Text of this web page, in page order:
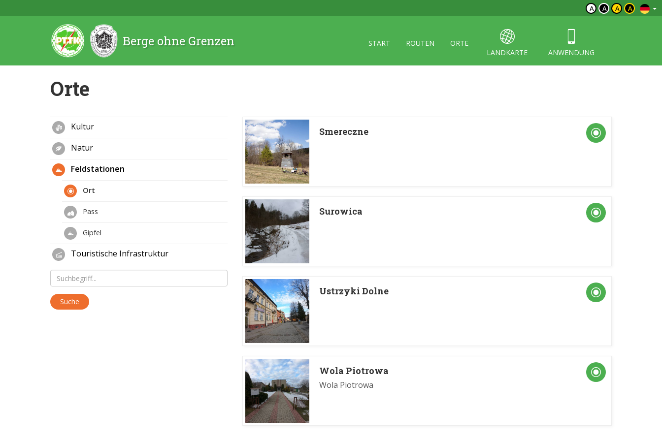
A A A A
Berge ohne Grenzen START ROUTEN
ORTE
LANDKARTE
ANWENDUNG
Orte
Smereczne
Surowica
Ustrzyki Dolne
Wola Piotrowa
Wola Piotrowa
Kultur
Natur
Feldstationen
Ort
Pass
Gipfel
Touristische Infrastruktur